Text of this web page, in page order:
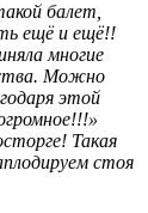
балет,
ещё и ещё!!
многие
Можно
этой
Такая
стоя